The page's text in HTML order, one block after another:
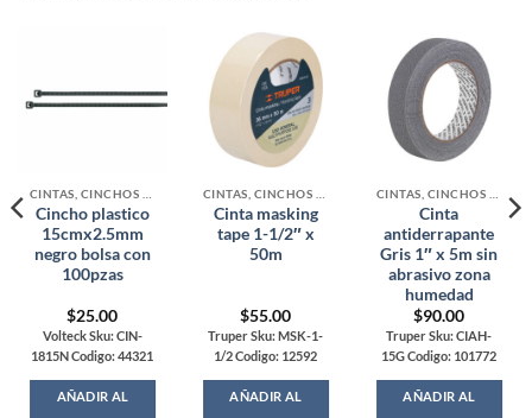
Cincho plastico
15cmx2.5mm
negro bolsa con
100pzas
$25.00
Volteck Sku: CIN-
1815N Codigo: 44321
AÑADIR AL
Cinta masking
tape 1-1/2″ x
50m
$55.00
Truper Sku: MSK-1-
1/2 Codigo: 12592
AÑADIR AL
Cinta
antiderrapante
Gris 1″ x 5m sin
abrasivo zona
humedad
$90.00
Truper Sku: CIAH-
15G Codigo: 101772
AÑADIR AL